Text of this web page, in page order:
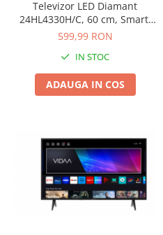
Televizor LED Diamant
24HL4330H/C, 60 cm, Smart,
HD, Clasa E
599,99 RON
IN STOC
ADAUGA IN COS